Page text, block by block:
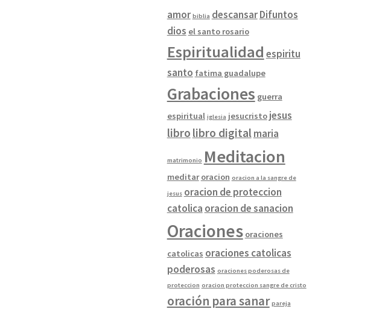
amor biblia descansarDifuntos
dios el santo rosario
Espiritualidad espiritu
santo fatima guadalupe
Grabaciones guerra
espiritual iglesia jesucristo jesus
libro libro digitalmaria
matrimonio Meditacion
meditar oracion oracion a la sangre de
jesus oracion de proteccion
catolica oracion de sanacion
Oraciones oraciones
catolicas oraciones catolicas
poderosas oraciones poderosas de
proteccion oracion proteccion sangre de cristo
oración para sanar pareja